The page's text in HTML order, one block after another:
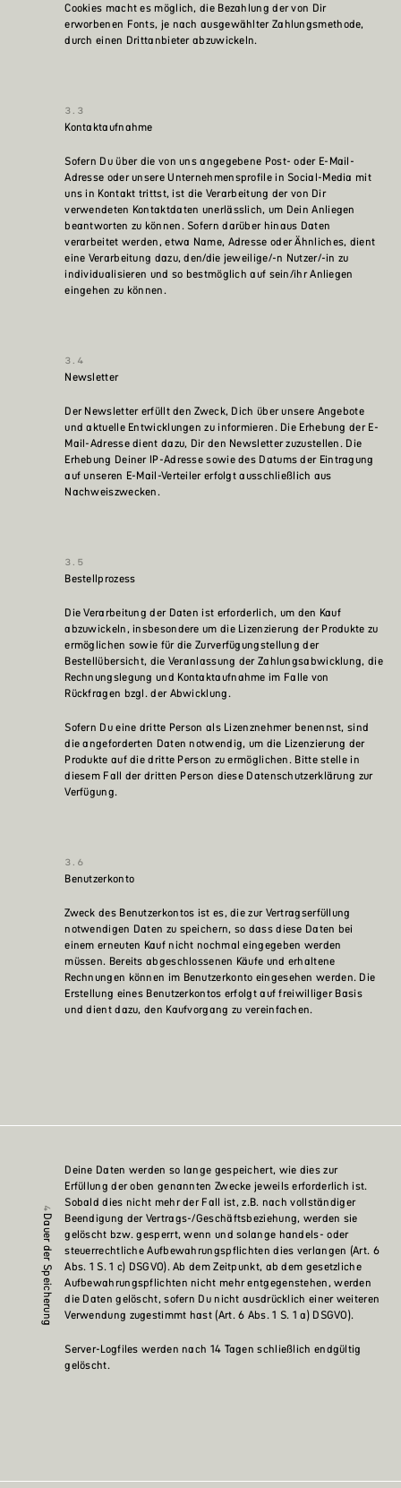
Cookies macht es möglich, die Bezahlung der von Dir
erworbenen Fonts, je nach ausgewählter Zahlungsmethode,
durch einen Drittanbieter abzuwickeln.
Kontaktaufnahme
Sofern Du über die von uns angegebene Post- oder E-Mail-
Adresse oder unsere Unternehmensprofile in Social-Media mit
uns in Kontakt trittst, ist die Verarbeitung der von Dir
verwendeten Kontaktdaten unerlässlich, um Dein Anliegen
beantworten zu können. Sofern darüber hinaus Daten
verarbeitet werden, etwa Name, Adresse oder Ähnliches, dient
eine Verarbeitung dazu, den/die jeweilige/-n Nutzer/-in zu
individualisieren und so bestmöglich auf sein/ihr Anliegen
eingehen zu können.
Newsletter
Der Newsletter erfüllt den Zweck, Dich über unsere Angebote
und aktuelle Entwicklungen zu informieren. Die Erhebung der E-
Mail-Adresse dient dazu, Dir den Newsletter zuzustellen. Die
Erhebung Deiner IP-Adresse sowie des Datums der Eintragung
auf unseren E-Mail-Verteiler erfolgt ausschließlich aus
Nachweiszwecken.
Bestellprozess
Die Verarbeitung der Daten ist erforderlich, um den Kauf
abzuwickeln, insbesondere um die Lizenzierung der Produkte zu
ermöglichen sowie für die Zurverfügungstellung der
Bestellübersicht, die Veranlassung der Zahlungsabwicklung, die
Rechnungslegung und Kontaktaufnahme im Falle von
Rückfragen bzgl. der Abwicklung.
Sofern Du eine dritte Person als Lizenznehmer benennst, sind
die angeforderten Daten notwendig, um die Lizenzierung der
Produkte auf die dritte Person zu ermöglichen. Bitte stelle in
diesem Fall der dritten Person diese Datenschutzerklärung zur
Verfügung.
Benutzerkonto
Zweck des Benutzerkontos ist es, die zur Vertragserfüllung
notwendigen Daten zu speichern, so dass diese Daten bei
einem erneuten Kauf nicht nochmal eingegeben werden
müssen. Bereits abgeschlossenen Käufe und erhaltene
Rechnungen können im Benutzerkonto eingesehen werden. Die
Erstellung eines Benutzerkontos erfolgt auf freiwilliger Basis
und dient dazu, den Kaufvorgang zu vereinfachen.
Dauer der Speicherung
Deine Daten werden so lange gespeichert, wie dies zur
Erfüllung der oben genannten Zwecke jeweils erforderlich ist.
Sobald dies nicht mehr der Fall ist, z.B. nach vollständiger
Beendigung der Vertrags-/Geschäftsbeziehung, werden sie
gelöscht bzw. gesperrt, wenn und solange handels- oder
steuerrechtliche Aufbewahrungspflichten dies verlangen (Art. 6
Abs. 1 S. 1 c) DSGVO). Ab dem Zeitpunkt, ab dem gesetzliche
Aufbewahrungspflichten nicht mehr entgegenstehen, werden
die Daten gelöscht, sofern Du nicht ausdrücklich einer weiteren
Verwendung zugestimmt hast (Art. 6 Abs. 1 S. 1 a) DSGVO).
Server-Logfiles werden nach 14 Tagen schließlich endgültig
gelöscht.